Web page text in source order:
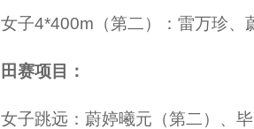
女子4*400m（第二）：雷万珍、
田赛项目：
女子跳远：蔚婷曦元（第二）、毕